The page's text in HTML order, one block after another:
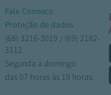
Fale Conosco
Proteção de dados
(68) 3216-3019 / (69) 2182-
3112
Segunda a domingo
das 07 horas às 19 horas.